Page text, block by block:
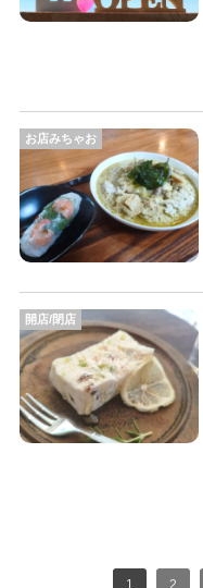
お店みちゃお
開店/閉店
1 2